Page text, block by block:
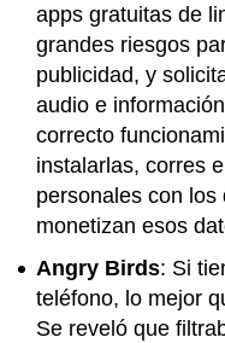
apps gratuitas de
grandes riesgos
publicidad, y
audio e
correcto
instalarlas, corres
personales con
monetizan esos
Angry Birds: Si
teléfono, lo mejor
Se reveló que